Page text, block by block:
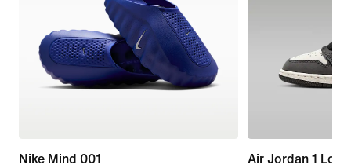
Nike Mind 001
Air Jordan 1 Low